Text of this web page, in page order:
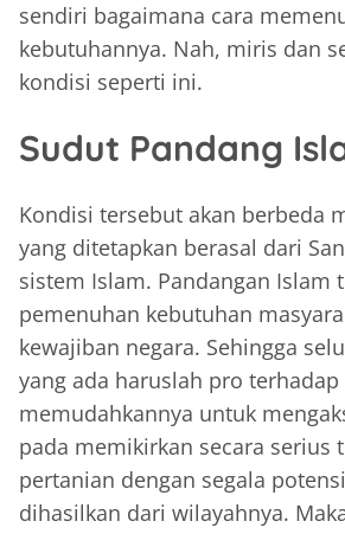
sendiri bagaimana cara
kebutuhannya. Nah, miris dan
kondisi seperti ini.
Sudut Pandang
Kondisi tersebut akan berbeda
yang ditetapkan berasal dari
sistem Islam. Pandangan Islam
pemenuhan kebutuhan
kewajiban negara. Sehingga
yang ada haruslah pro terhadap
memudahkannya untuk
pada memikirkan secara serius
pertanian dengan segala
dihasilkan dari wilayahnya.